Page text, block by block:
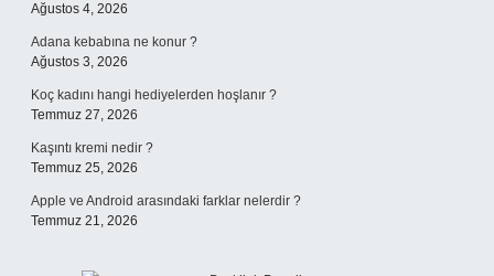
Ağustos 4, 2026
Adana kebabına ne konur ?
Ağustos 3, 2026
Koç kadını hangi hediyelerden hoşlanır ?
Temmuz 27, 2026
Kaşıntı kremi nedir ?
Temmuz 25, 2026
Apple ve Android arasındaki farklar nelerdir ?
Temmuz 21, 2026